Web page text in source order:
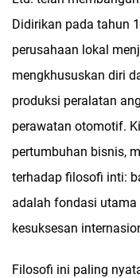
Didirikan pada tahun
perusahaan lokal
mengkhususkan diri
produksi peralatan
perawatan otomotif.
pertumbuhan bisnis,
terhadap filosofi inti:
adalah fondasi utama
kesuksesan
Filosofi ini paling